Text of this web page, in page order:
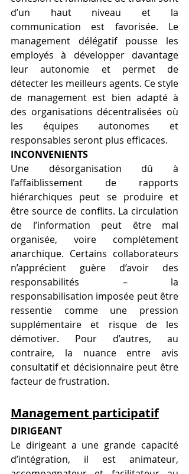
d’un haut niveau et la
communication est favorisée. Le
management délégatif pousse les
employés à développer davantage
leur autonomie et permet de
détecter les meilleurs agents. Ce style
de management est bien adapté à
des organisations décentralisées où
les équipes autonomes et
responsables seront plus efficaces.
INCONVENIENTS
Une désorganisation dû à
l’affaiblissement de rapports
hiérarchiques peut se produire et
être source de conflits. La circulation
de l’information peut être mal
organisée, voire complétement
anarchique. Certains collaborateurs
n’apprécient guère d’avoir des
responsabilités – la
responsabilisation imposée peut être
ressentie comme une pression
supplémentaire et risque de les
démotiver. Pour d’autres, au
contraire, la nuance entre avis
consultatif et décisionnaire peut être
facteur de frustration.
Management participatif
DIRIGEANT
Le dirigeant a une grande capacité
d’intégration, il est animateur,